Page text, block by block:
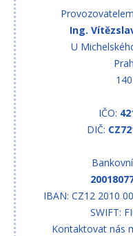
Ing.
U
IČO:
DIČ:
IBAN: CZ12 2010
SWIFT:
Kontaktovat nás